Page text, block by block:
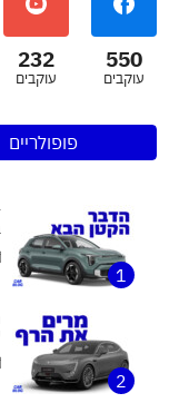
550
עוקבים
232
עוקבים
פופולריים
1
2